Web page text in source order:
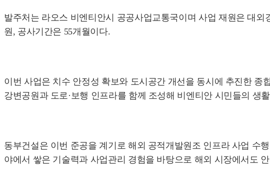
발주처는 라오스 비엔티안시 공공사업교통국이며 사업 재원은 대
원, 공사기간은 55개월이다.
이번 사업은 치수 안정성 확보와 도시공간 개선을 동시에 추진한
강변공원과 도로·보행 인프라를 함께 조성해 비엔티안 시민들의 생
동부건설은 이번 준공을 계기로 해외 공적개발원조 인프라 사업 수
야에서 쌓은 기술력과 사업관리 경험을 바탕으로 해외 시장에서도